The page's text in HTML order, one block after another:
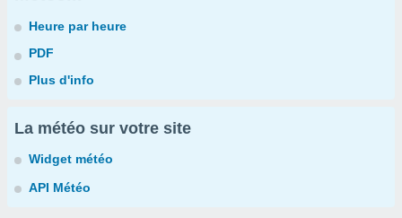
Heure par heure
PDF
Plus d'info
La météo sur votre site
Widget météo
API Météo